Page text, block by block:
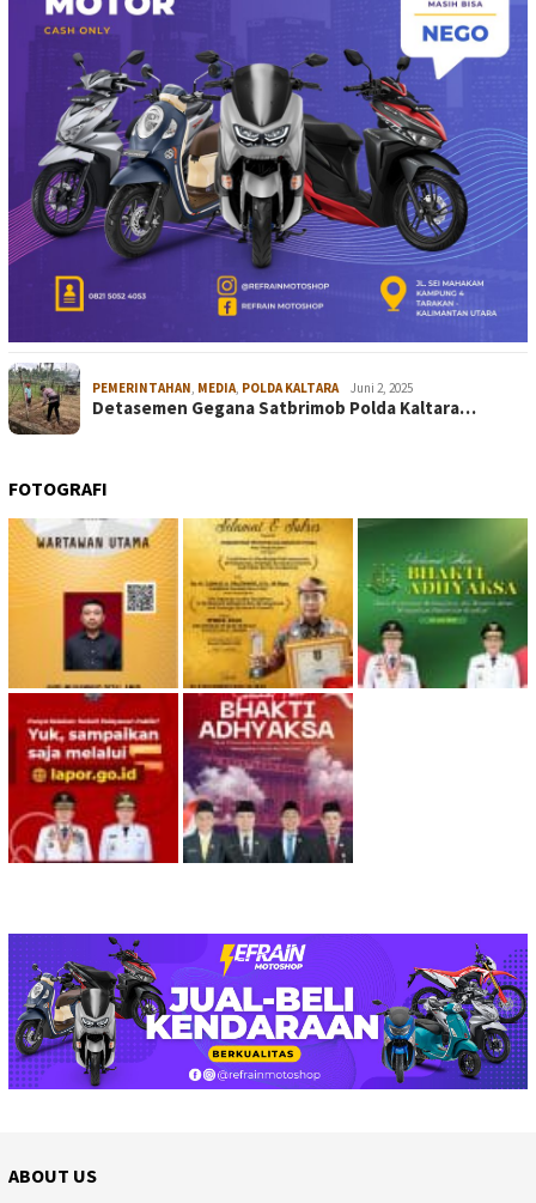
PEMERINTAHAN, MEDIA, POLDA KALTARA Juni 2, 2025
Detasemen Gegana Satbrimob Polda Kaltara…
FOTOGRAFI
ABOUT US